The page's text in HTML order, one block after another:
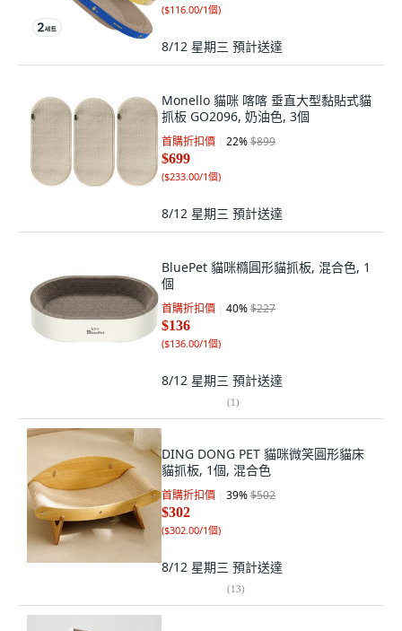
($116.00/1個)
8/12 星期三 預計送達
Monello 貓咪 喀喀 垂直大型黏貼式貓
抓板 GO2096, 奶油色, 3個
首購折扣價 22%$899
$699
($233.00/1個)
8/12 星期三 預計送達
BluePet 貓咪橢圓形貓抓板, 混合色, 1
個
首購折扣價 40%$227
$136
($136.00/1個)
8/12 星期三 預計送達
(1)
DING DONG PET 貓咪微笑圓形貓床
貓抓板, 1個, 混合色
首購折扣價 39%$502
$302
($302.00/1個)
8/12 星期三 預計送達
(13)